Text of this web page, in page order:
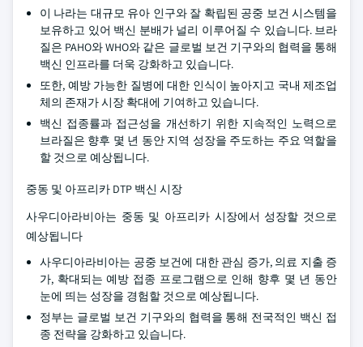
이 나라는 대규모 유아 인구와 잘 확립된 공중 보건 시스템을
보유하고 있어 백신 분배가 널리 이루어질 수 있습니다. 브라
질은 PAHO와 WHO와 같은 글로벌 보건 기구와의 협력을 통해
백신 인프라를 더욱 강화하고 있습니다.
또한, 예방 가능한 질병에 대한 인식이 높아지고 국내 제조업
체의 존재가 시장 확대에 기여하고 있습니다.
백신 접종률과 접근성을 개선하기 위한 지속적인 노력으로
브라질은 향후 몇 년 동안 지역 성장을 주도하는 주요 역할을
할 것으로 예상됩니다.
중동 및 아프리카 DTP 백신 시장
사우디아라비아는 중동 및 아프리카 시장에서 성장할 것으로
예상됩니다
사우디아라비아는 공중 보건에 대한 관심 증가, 의료 지출 증
가, 확대되는 예방 접종 프로그램으로 인해 향후 몇 년 동안
눈에 띄는 성장을 경험할 것으로 예상됩니다.
정부는 글로벌 보건 기구와의 협력을 통해 전국적인 백신 접
종 전략을 강화하고 있습니다.